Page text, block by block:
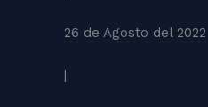
26 de Agosto del 2022
|